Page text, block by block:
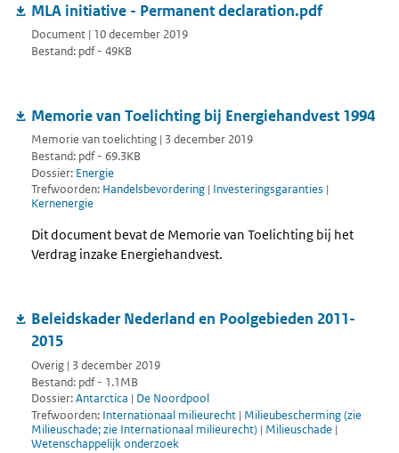
MLA initiative - Permanent declaration.pdf
Document | 10 december 2019
Bestand: pdf - 49KB
Memorie van Toelichting bij Energiehandvest 1994
Memorie van toelichting | 3 december 2019
Bestand: pdf - 69.3KB
Dossier: Energie
Trefwoorden: Handelsbevordering | Investeringsgaranties |
Kernenergie
Dit document bevat de Memorie van Toelichting bij het
Verdrag inzake Energiehandvest.
Beleidskader Nederland en Poolgebieden 2011-
2015
Overig | 3 december 2019
Bestand: pdf - 1.1MB
Dossier:Antarctica | De Noordpool
Trefwoorden: Internationaal milieurecht | Milieubescherming (zie
Milieuschade; zie Internationaal milieurecht) | Milieuschade |
Wetenschappelijk onderzoek